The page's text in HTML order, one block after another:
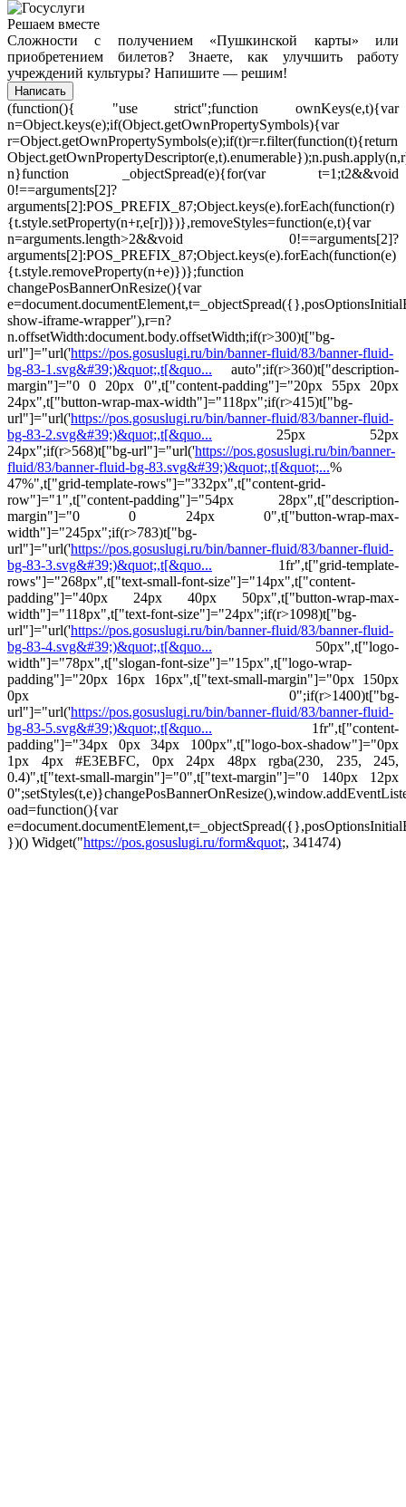
Решаем вместе
Сложности с получением «Пушкинской карты» или
приобретением билетов? Знаете, как улучшить работу
учреждений культуры? Напишите — решим!
Написать
(function(){ "use strict";function ownKeys(e,t){var
n=Object.keys(e);if(Object.getOwnPropertySymbols){var
r=Object.getOwnPropertySymbols(e);if(t)r=r.filter(function(t){return
n}function _objectSpread(e){for(var t=1;t2&&void
0!==arguments[2]?
arguments[2]:POS_PREFIX_87;Object.keys(e).forEach(function(r)
{t.style.setProperty(n+r,e[r])})},removeStyles=function(e,t){var
n=arguments.length>2&&void 0!==arguments[2]?
arguments[2]:POS_PREFIX_87;Object.keys(e).forEach(function(e)
{t.style.removeProperty(n+e)})};function
changePosBannerOnResize(){var
show-iframe-wrapper"),r=n?
n.offsetWidth:document.body.offsetWidth;if(r>300)t["bg-
url"]="url('https://pos.gosuslugi.ru/bin/banner-fluid/83/banner-fluid-
bg-83-1.svg&#39;)&quot;,t[&quo... auto";if(r>360)t["description-
margin"]="0 0 20px 0",t["content-padding"]="20px 55px 20px
24px",t["button-wrap-max-width"]="118px";if(r>415)t["bg-
url"]="url('https://pos.gosuslugi.ru/bin/banner-fluid/83/banner-fluid-
bg-83-2.svg&#39;)&quot;,t[&quo... 25px 52px
24px";if(r>568)t["bg-url"]="url('https://pos.gosuslugi.ru/bin/banner-
fluid/83/banner-fluid-bg-83.svg&#39;)&quot;,t[&quot;...%
47%",t["grid-template-rows"]="332px",t["content-grid-
row"]="1",t["content-padding"]="54px 28px",t["description-
margin"]="0 0 24px 0",t["button-wrap-max-
width"]="245px";if(r>783)t["bg-
url"]="url('https://pos.gosuslugi.ru/bin/banner-fluid/83/banner-fluid-
bg-83-3.svg&#39;)&quot;,t[&quo... 1fr",t["grid-template-
rows"]="268px",t["text-small-font-size"]="14px",t["content-
padding"]="40px 24px 40px 50px",t["button-wrap-max-
width"]="118px",t["text-font-size"]="24px";if(r>1098)t["bg-
url"]="url('https://pos.gosuslugi.ru/bin/banner-fluid/83/banner-fluid-
bg-83-4.svg&#39;)&quot;,t[&quo... 50px",t["logo-
width"]="78px",t["slogan-font-size"]="15px",t["logo-wrap-
padding"]="20px 16px 16px",t["text-small-margin"]="0px 150px
0px 0";if(r>1400)t["bg-
url"]="url('https://pos.gosuslugi.ru/bin/banner-fluid/83/banner-fluid-
bg-83-5.svg&#39;)&quot;,t[&quo... 1fr",t["content-
padding"]="34px 0px 34px 100px",t["logo-box-shadow"]="0px
1px 4px #E3EBFC, 0px 24px 48px rgba(230, 235, 245,
0.4)",t["text-small-margin"]="0",t["text-margin"]="0 140px 12px
oad=function(){var
})() Widget("https://pos.gosuslugi.ru/form&quot;, 341474)